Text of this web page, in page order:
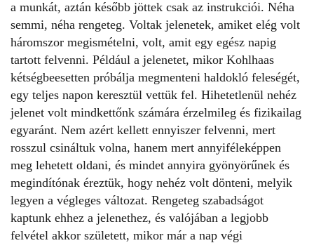
a munkát, aztán később jöttek csak az instrukciói. Néha
semmi, néha rengeteg. Voltak jelenetek, amiket elég volt
háromszor megismételni, volt, amit egy egész napig
tartott felvenni. Például a jelenetet, mikor Kohlhaas
kétségbeesetten próbálja megmenteni haldokló feleségét,
egy teljes napon keresztül vettük fel. Hihetetlenül nehéz
jelenet volt mindkettőnk számára érzelmileg és fizikailag
egyaránt. Nem azért kellett ennyiszer felvenni, mert
rosszul csináltuk volna, hanem mert annyiféleképpen
meg lehetett oldani, és mindet annyira gyönyörűnek és
megindítónak éreztük, hogy nehéz volt dönteni, melyik
legyen a végleges változat. Rengeteg szabadságot
kaptunk ehhez a jelenethez, és valójában a legjobb
felvétel akkor született, mikor már a nap végi